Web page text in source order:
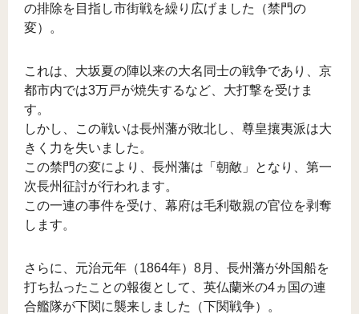
の排除を目指し市街戦を繰り広げました（禁門の
変）。
これは、大坂夏の陣以来の大名同士の戦争であり、京
都市内では3万戸が焼失するなど、大打撃を受けま
す。
しかし、この戦いは長州藩が敗北し、尊皇攘夷派は大
きく力を失いました。
この禁門の変により、長州藩は「朝敵」となり、第一
次長州征討が行われます。
この一連の事件を受け、幕府は毛利敬親の官位を剥奪
します。
さらに、元治元年（1864年）8月、長州藩が外国船を
打ち払ったことの報復として、英仏蘭米の4ヵ国の連
合艦隊が下関に襲来しました（下関戦争）。